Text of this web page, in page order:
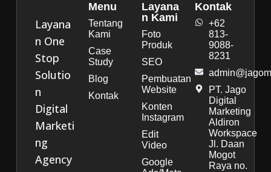
Layana
n One
Stop
Solutio
n
Digital
Marketi
ng
Agency
Menu
Tentang
Kami
Case
Study
Blog
Kontak
Layana
n Kami
Foto
Produk
SEO
Pembuatan
Website
Konten
Instagram
Edit
Video
Google
Kontak
+62
813-
9088-
8231
PT. Jago
Digital
Marketing
Aldiron
Workspace
Jl. Daan
Mogot
Raya no.